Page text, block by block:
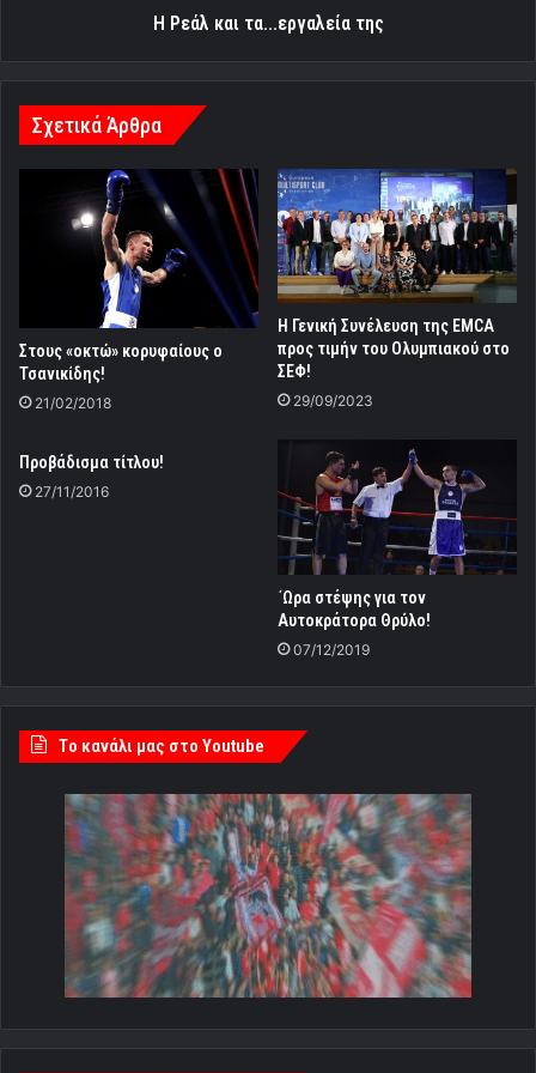
Η Ρεάλ και τα...εργαλεία της
Σχετικά Άρθρα
Στους «οκτώ» κορυφαίους ο
Τσανικίδης!
21/02/2018
Η Γενική Συνέλευση της ΕΜCA
προς τιμήν του Ολυμπιακού στο
ΣΕΦ!
29/09/2023
Προβάδισμα τίτλου!
27/11/2016
΄Ωρα στέψης για τον
Αυτοκράτορα Θρύλο!
07/12/2019
Tο κανάλι μας στο Youtube